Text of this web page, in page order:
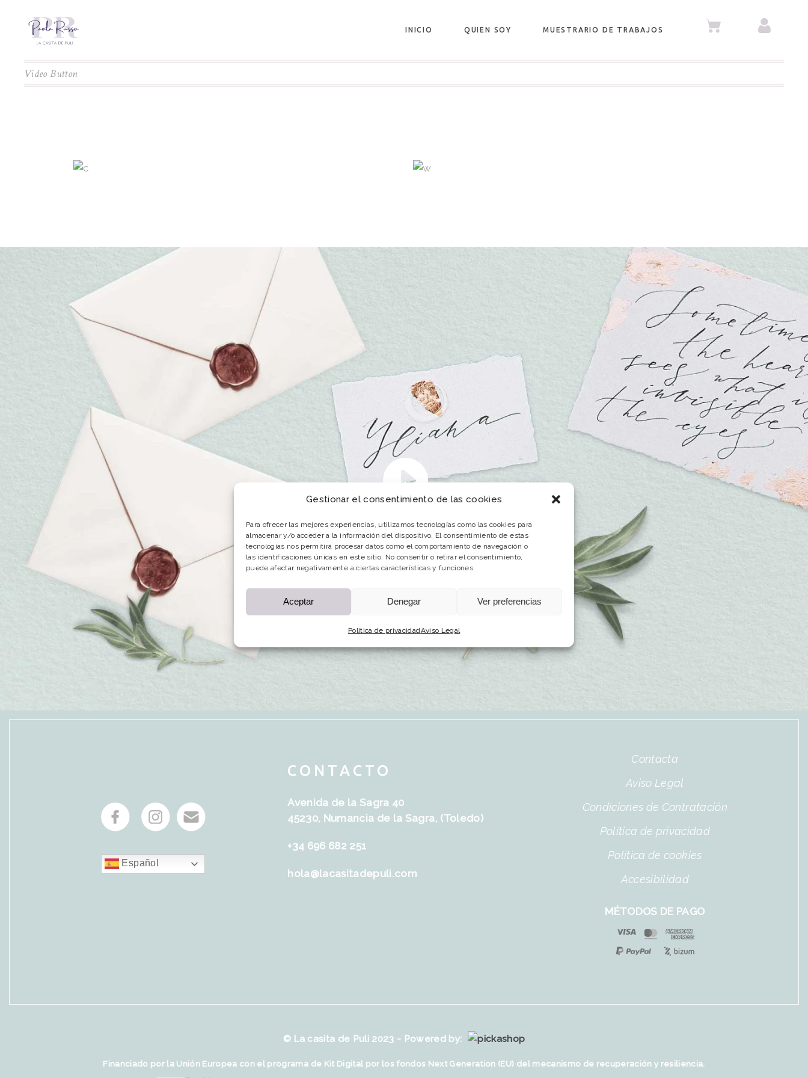
Gestionar el consentimiento de las cookies
Para ofrecer las mejores experiencias, utilizamos tecnologías como las cookies para
almacenar y/o acceder a la información del dispositivo. El consentimiento de estas
tecnologías nos permitirá procesar datos como el comportamiento de navegación o
las identificaciones únicas en este sitio. No consentir o retirar el consentimiento,
puede afectar negativamente a ciertas características y funciones.
Aceptar Denegar Ver preferencias
Política de privacidadAviso Legal
INICIO QUIEN SOY MUESTRARIO DE TRABAJOS
Video Button
Español
CONTACTO
Avenida de la Sagra 40
45230, Numancia de la Sagra, (Toledo)
+34 696 682 251
hola@lacasitadepuli.com
Contacta
Aviso Legal
Condiciones de Contratación
Política de privacidad
Política de cookies
Accesibilidad
MÉTODOS DE PAGO
© La casita de Puli 2023 - Powered by:
Financiado por la Unión Europea con el programa de Kit Digital por los fondos Next Generation (EU) del mecanismo de recuperación y resiliencia.